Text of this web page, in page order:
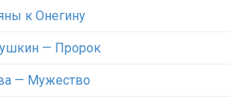
к Онегину
— Пророк
— Мужество